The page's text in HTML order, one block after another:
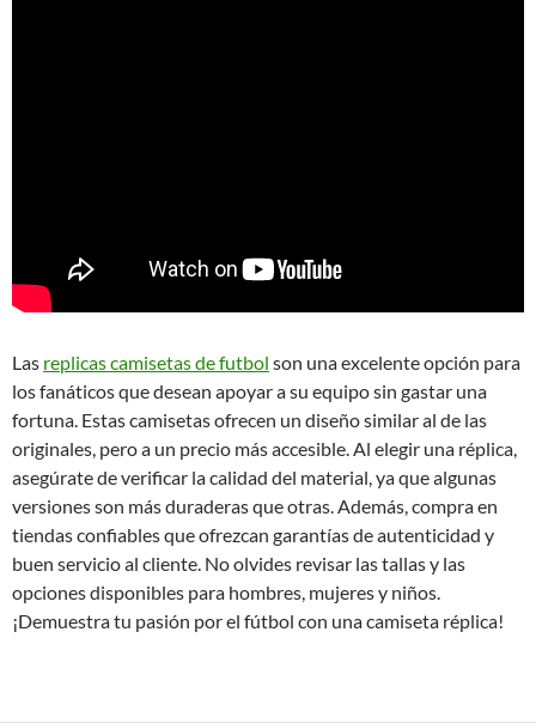
Las replicas camisetas de futbol son una excelente opción para
los fanáticos que desean apoyar a su equipo sin gastar una
fortuna. Estas camisetas ofrecen un diseño similar al de las
originales, pero a un precio más accesible. Al elegir una réplica,
asegúrate de verificar la calidad del material, ya que algunas
versiones son más duraderas que otras. Además, compra en
tiendas confiables que ofrezcan garantías de autenticidad y
buen servicio al cliente. No olvides revisar las tallas y las
opciones disponibles para hombres, mujeres y niños.
¡Demuestra tu pasión por el fútbol con una camiseta réplica!